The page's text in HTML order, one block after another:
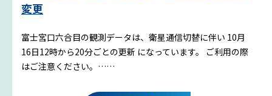
変更
富士宮口六合目の観測データは、衛星通信切替に伴い 10月
16日12時から20分ごとの更新 になっています。 ご利用の際
はご注意ください。……